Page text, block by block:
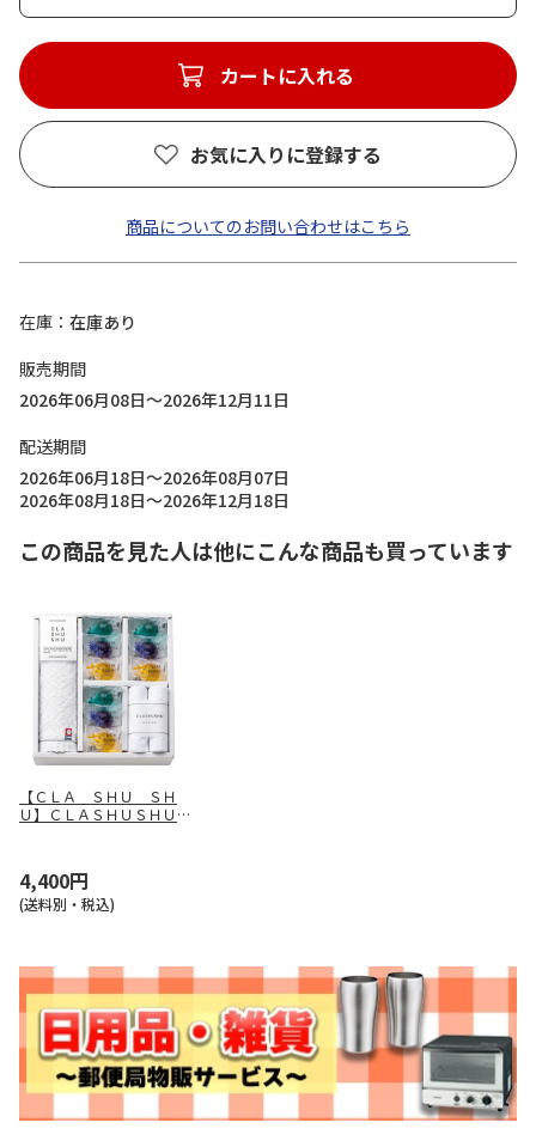
カートに入れる
お気に入りに登録する
商品についてのお問い合わせはこちら
在庫
在庫あり
販売期間
2026年06月08日～2026年12月11日
配送期間
2026年06月18日～2026年08月07日
2026年08月18日～2026年12月18日
この商品を見た人は他にこんな商品も買っています
【ＣＬＡ ＳＨＵ ＳＨ
Ｕ】ＣＬＡＳＨＵＳＨＵ
4,400円
(送料別・税込)